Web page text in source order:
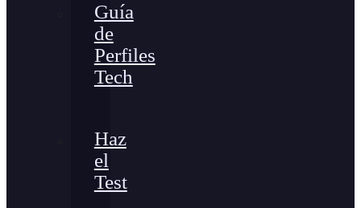
Guía
de
Perfiles
Tech
Haz
el
Test